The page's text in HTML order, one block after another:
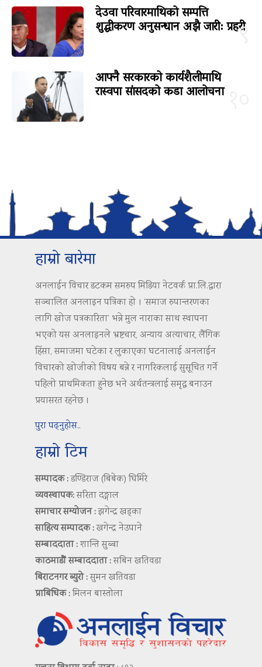
९
देउवा परिवारमाथिको सम्पत्ति
शुद्धीकरण अनुसन्धान अझै जारी: प्रहरी
आफ्नै सरकारको कार्यशैलीमाथि
रास्वपा सांसदको कडा आलोचना
हाम्रो बारेमा
अनलाईन विचार डटकम समरुप मिडिया नेटवर्क प्रा.लि.द्वारा
सञ्चालित अनलाइन पत्रिका हो । ‘समाज रुपान्तरणका
लागि खोज पत्रकारिता’ भन्ने मुल नाराका साथ स्थापना
भएको यस अनलाइनले भ्रष्टचार, अन्याय अत्याचार, लैंगिक
हिंसा, समाजमा घटेका र लुकाएका घटनालाई अनलाईन
विचारको खोजीको विषय बन्ने र नागरिकलाई सुसूचित गर्ने
पहिलो प्राथमिकता हुनेछ भने अर्थतन्त्रलाई समृद्ध बनाउन
प्रयासरत रहनेछ ।
पुरा पढ्नुहोस..
हाम्रो टिम
सम्पादक :डण्डिराज (बिबेक) घिमिरे
व्यवस्थापक:सरिता दङ्गाल
समाचार सम्योजन :झगेन्द्र खड्का
साहित्य सम्पादक :खगेन्द्र नेउपाने
सम्बाददाता :शान्ति सुब्बा
काठमाडौं सम्बाददाता :सबिन खतिवडा
बिराटनगर ब्युरो :सुमन खतिवडा
प्राबिधिक :मिलन बास्तोला